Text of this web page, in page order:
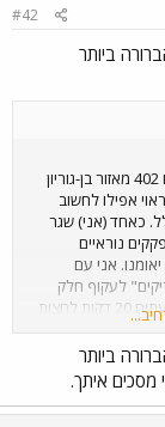
#42
ביותר
לעונים לאוריינט אקספרס שקו 402 מאזור בן-גוריון
אפילו לחשוב
כאחד (אני) שגר
נוראיים
אני עם
לעקוף חלק
מהפקקים הללו, וגם לי לוקח לעתים 20 דקות לחצות
כשאני מכיר כל מני
לסטות ימינה או
כמו כן עולים על
עגלות ילדים,
וחלקם סתם
ביותר
מסכים איתך.